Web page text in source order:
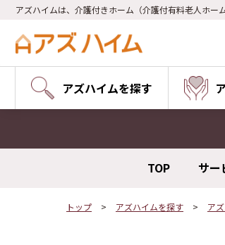
アズハイムは、介護付きホーム（介護付有料老人ホ
アズハイムを探す
TOP サー
トップ アズハイムを探す ア